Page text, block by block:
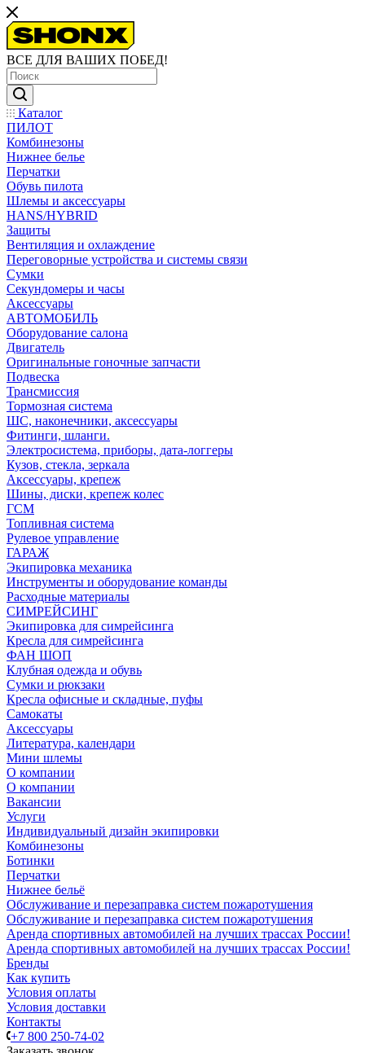
ВСЕ ДЛЯ ВАШИХ ПОБЕД!
Каталог
ПИЛОТ
Комбинезоны
Нижнее белье
Перчатки
Обувь пилота
Шлемы и аксессуары
HANS/HYBRID
Защиты
Вентиляция и охлаждение
Переговорные устройства и системы связи
Сумки
Секундомеры и часы
Аксессуары
АВТОМОБИЛЬ
Оборудование салона
Двигатель
Оригинальные гоночные запчасти
Подвеска
Трансмиссия
Тормозная система
ШС, наконечники, аксессуары
Фитинги, шланги.
Электросистема, приборы, дата-логгеры
Кузов, стекла, зеркала
Аксессуары, крепеж
Шины, диски, крепеж колес
ГСМ
Топливная система
Рулевое управление
ГАРАЖ
Экипировка механика
Инструменты и оборудование команды
Расходные материалы
СИМРЕЙСИНГ
Экипировка для симрейсинга
Кресла для симрейсинга
ФАН ШОП
Клубная одежда и обувь
Сумки и рюкзаки
Кресла офисные и складные, пуфы
Самокаты
Аксессуары
Литература, календари
Мини шлемы
О компании
О компании
Вакансии
Услуги
Индивидуальный дизайн экипировки
Комбинезоны
Ботинки
Перчатки
Нижнее бельё
Обслуживание и перезаправка систем пожаротушения
Обслуживание и перезаправка систем пожаротушения
Аренда спортивных автомобилей на лучших трассах России!
Аренда спортивных автомобилей на лучших трассах России!
Бренды
Как купить
Условия оплаты
Условия доставки
Контакты
+7 800 250-74-02